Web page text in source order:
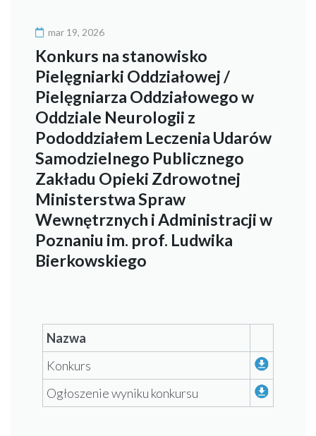
mar 19, 2026
Konkurs na stanowisko
Pielęgniarki Oddziałowej /
Pielęgniarza Oddziałowego w
Oddziale Neurologii z
Pododdziałem Leczenia Udarów
Samodzielnego Publicznego
Zakładu Opieki Zdrowotnej
Ministerstwa Spraw
Wewnętrznych i Administracji w
Poznaniu im. prof. Ludwika
Bierkowskiego
Nazwa
Konkurs
Ogłoszenie wyniku konkursu